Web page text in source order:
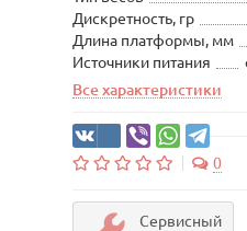
Дискретность, гр
Длина платформы, мм
Источники питания
Все характеристики
0
Сервисный